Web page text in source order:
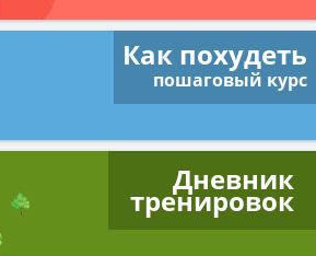
Как похудеть
пошаговый курс
Дневник
тренировок